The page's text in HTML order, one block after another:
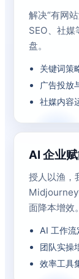
解决“有网
SEO、社媒
盘。
关键词策
广告投放
社媒内容
AI 企业
授人以渔，
Midjourney
面降本增效。
AI 工作流
团队实操
效率工具